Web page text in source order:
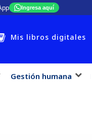
Ingresa aquí
Mis libros digitales
Gestión humana